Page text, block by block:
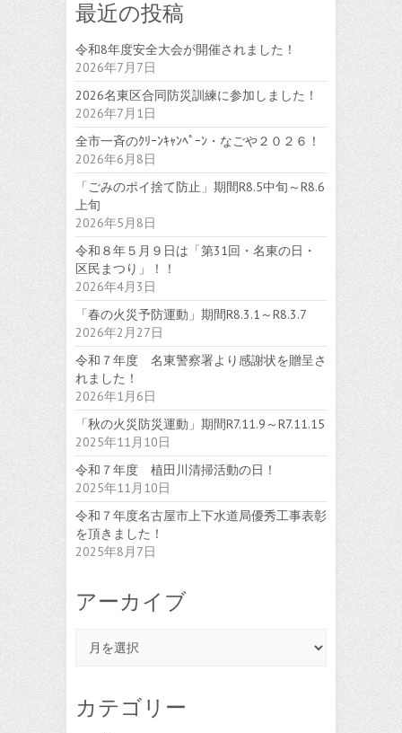
最近の投稿
令和8年度安全大会が開催されました！
2026年7月7日
2026名東区合同防災訓練に参加しました！
2026年7月1日
全市一斉のｸﾘｰﾝｷｬﾝﾍﾟｰﾝ・なごや２０２６！
2026年6月8日
「ごみのポイ捨て防止」期間R8.5中旬～R8.6
上旬
2026年5月8日
令和８年５月９日は「第31回・名東の日・
区民まつり」！！
2026年4月3日
「春の火災予防運動」期間R8.3.1～R8.3.7
2026年2月27日
令和７年度 名東警察署より感謝状を贈呈さ
れました！
2026年1月6日
「秋の火災防災運動」期間R7.11.9～R7.11.15
2025年11月10日
令和７年度 植田川清掃活動の日！
2025年11月10日
令和７年度名古屋市上下水道局優秀工事表彰
を頂きました！
2025年8月7日
アーカイブ
ブ
カテゴリー